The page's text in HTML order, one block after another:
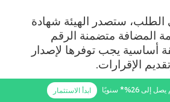
الطلب، ستصدر الهيئة شهادة
المضافة متضمنة الرقم
أساسية يجب توفرها لإصدار
الإقرارات.
بالتسجيل، فإن جميع الشركات
26%* سنويًا ابدأ الاستثمار